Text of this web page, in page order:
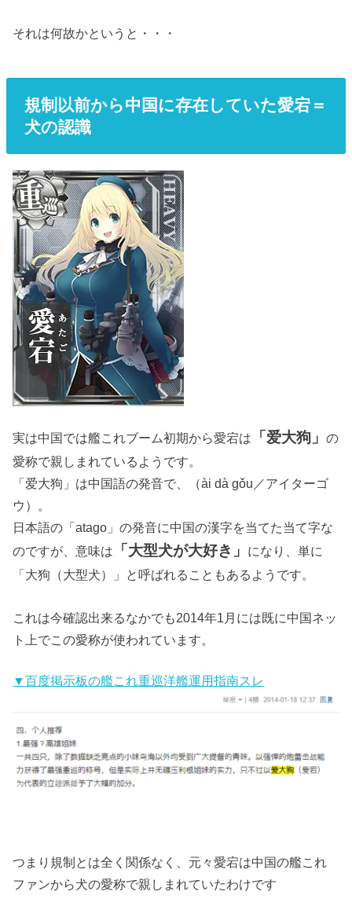
それは何故かというと・・・
規制以前から中国に存在していた愛宕＝
犬の認識
実は中国では艦これブーム初期から愛宕は 「爱大狗」の
愛称で親しまれているようです。
「爱大狗」は中国語の発音で、（ài dà gǒu／アイターゴ
ウ）。
日本語の「atago」の発音に中国の漢字を当てた当て字な
のですが、意味は
「大型犬が大好き」
になり、単に
「大狗（大型犬）」と呼ばれることもあるようです。
これは今確認出来るなかでも2014年1月には既に中国ネッ
ト上でこの愛称が使われています。
▼百度掲示板の艦これ重巡洋艦運用指南スレ
つまり規制とは全く関係なく、元々愛宕は中国の艦これ
ファンから犬の愛称で親しまれていたわけです